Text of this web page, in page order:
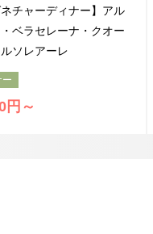
ネチャーディナー】アル
ベラセレーナ・クオー
ソレアーレ
ー
円～